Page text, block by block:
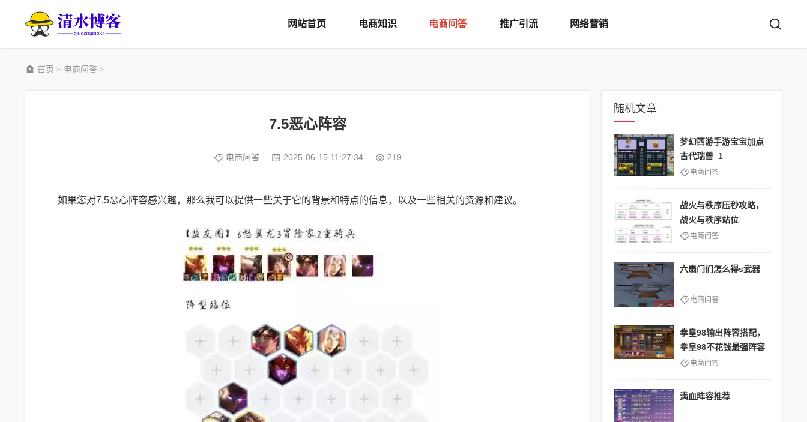
网站首页 电商知识 电商问答 推广引流 网络营销
首页 > 电商问答 >
7.5恶心阵容
电商问答 2025-06-15 11:27:34 219
如果您对7.5恶心阵容感兴趣，那么我可以提供一些关于它的背景和特点的信息，以及一些相关的资源和建议。
随机文章
梦幻西游手游宝宝加点
古代瑞兽_1
电商问答
战火与秩序压秒攻略，
战火与秩序站位
电商问答
六扇门们怎么得s武器
电商问答
拳皇98输出阵容搭配，
拳皇98不花钱最强阵容
电商问答
满血阵容推荐